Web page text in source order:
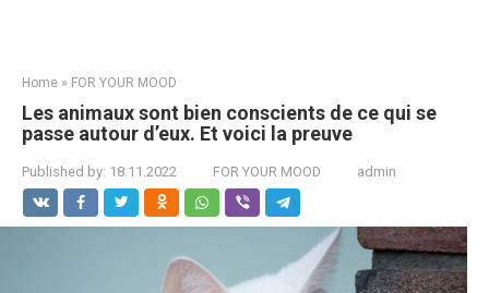
Home » FOR YOUR MOOD
Les animaux sont bien conscients de ce qui se
passe autour d’eux. Et voici la preuve
Published by: 18.11.2022 FOR YOUR MOOD admin